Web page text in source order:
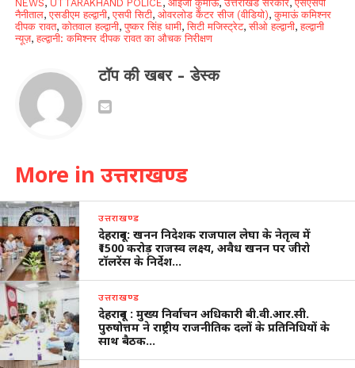
NEWS, UTTARAKHAND POLICE, आईजी कुमाऊं,उत्तराखंड सरकार,एसएसपी
नैनीताल,एसडीएम हल्द्वानी,एसपी सिटी, ओवरलोड कैंटर सीज (वीडियो),कुमाऊं कमिश्नर
दीपक रावत,कोतवाल हल्द्वानी,पुष्कर सिंह धामी,सिटी मजिस्ट्रेट,सीओ हल्द्वानी,हल्द्वानी
न्यूज़,हल्द्वानी: कमिश्नर दीपक रावत का औचक निरीक्षण
टॉप की खबर - डेस्क
More in उत्तराखण्ड
उत्तराखण्ड
देहरादून: खनन निदेशक राजपाल लेघा के नेतृत्व में
₹1500 करोड़ राजस्व लक्ष्य, अवैध खनन पर जीरो
टॉलरेंस के निर्देश…
उत्तराखण्ड
देहरादून : मुख्य निर्वाचन अधिकारी बी.वी.आर.सी.
पुरुषोत्तम ने राष्ट्रीय राजनीतिक दलों के प्रतिनिधियों के
साथ बैठक…